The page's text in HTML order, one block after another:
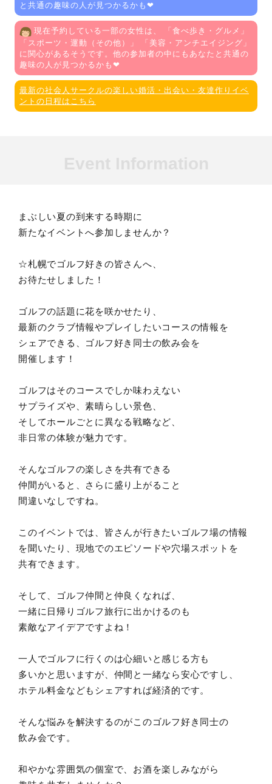
と共通の趣味の人が見つかるかも❤
現在予約している一部の女性は、 「 食べ歩き・グルメ 」
「スポーツ・運動（その他） 」 「美容・アンチエイジング 」
に関心があるそうです。他の参加者の中にもあなたと共通の
趣味の人が見つかるかも❤
最新の社会人サークルの楽しい婚活・出会い・友達作りイベ
ントの日程はこちら
まぶしい夏の到来する時期に
新たなイベントへ参加しませんか？
☆札幌でゴルフ好きの皆さんへ、
お待たせしました！
ゴルフの話題に花を咲かせたり、
最新のクラブ情報やプレイしたいコースの情報を
シェアできる、ゴルフ好き同士の飲み会を
開催します！
ゴルフはそのコースでしか味わえない
サプライズや、素晴らしい景色、
そしてホールごとに異なる戦略など、
非日常の体験が魅力です。
そんなゴルフの楽しさを共有できる
仲間がいると、さらに盛り上がること
間違いなしですね。
このイベントでは、皆さんが行きたいゴルフ場の情報
を聞いたり、現地でのエピソードや穴場スポットを
共有できます。
そして、ゴルフ仲間と仲良くなれば、
一緒に日帰りゴルフ旅行に出かけるのも
素敵なアイデアですよね！
一人でゴルフに行くのは心細いと感じる方も
多いかと思いますが、仲間と一緒なら安心ですし、
ホテル料金などもシェアすれば経済的です。
そんな悩みを解決するのがこのゴルフ好き同士の
飲み会です。
和やかな雰囲気の個室で、お酒を楽しみながら